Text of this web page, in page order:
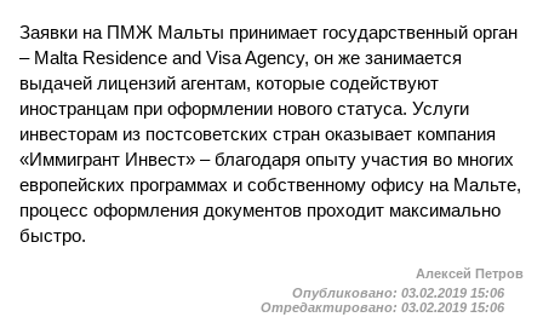
Заявки на ПМЖ Мальты принимает государственный орган
– Malta Residence and Visa Agency, он же занимается
выдачей лицензий агентам, которые содействуют
иностранцам при оформлении нового статуса. Услуги
инвесторам из постсоветских стран оказывает компания
«Иммигрант Инвест» – благодаря опыту участия во многих
европейских программах и собственному офису на Мальте,
процесс оформления документов проходит максимально
быстро.
Алексей Петров
Опубликовано: 03.02.2019 15:06
Отредактировано: 03.02.2019 15:06